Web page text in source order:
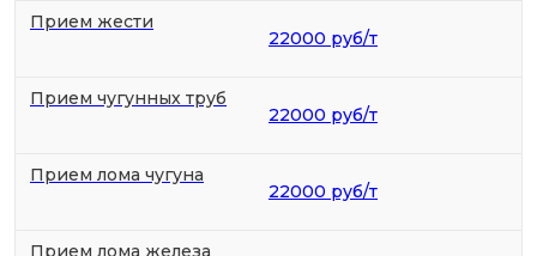
Прием жести
22000 руб/т
Прием чугунных труб
22000 руб/т
Прием лома чугуна
22000 руб/т
Прием лома железа